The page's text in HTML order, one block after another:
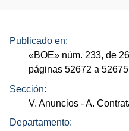
Publicado en:
«BOE» núm. 233, de
páginas 52672 a
Sección:
V. Anuncios - A.
Departamento: